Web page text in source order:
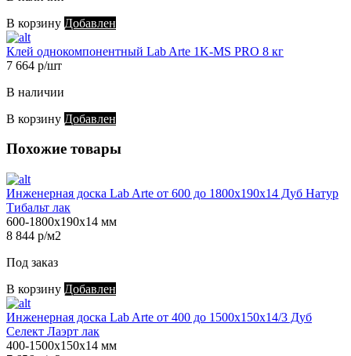
В корзину Добавлен
Клей однокомпонентный Lab Arte 1K-MS PRO 8 кг
7 664 р/шт
В наличии
В корзину Добавлен
Похожие товары
Инженерная доска Lab Arte от 600 до 1800х190х14 Дуб Натур
Тибальт лак
600-1800х190х14 мм
8 844 р/м2
Под заказ
В корзину Добавлен
Инженерная доска Lab Arte от 400 до 1500х150х14/3 Дуб
Селект Лаэрт лак
400-1500х150х14 мм